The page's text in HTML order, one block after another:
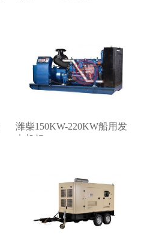
潍柴150KW-220KW船用发
电机组